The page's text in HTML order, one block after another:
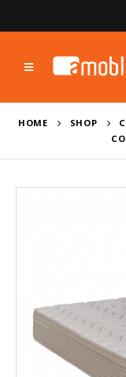
HOME SHOP